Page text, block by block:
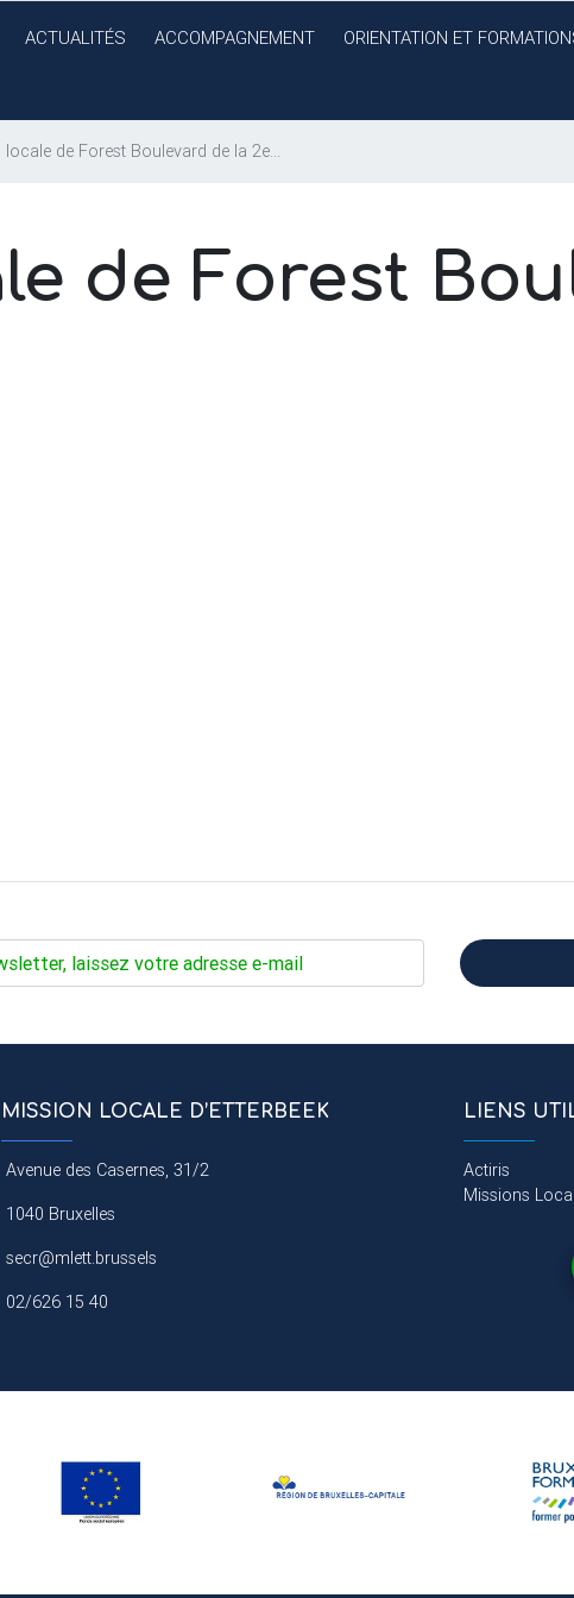
ACTUALITÉS ACCOMPAGNEMENT ORIENTATION ET
locale de Forest Boulevard de la 2e...
de Forest
MISSION LOCALE D’ETTERBEEK
Avenue des Casernes, 31/2
1040 Bruxelles
secr@mlett.brussels
02/626 15 40
LIENS
Actiris
Missions